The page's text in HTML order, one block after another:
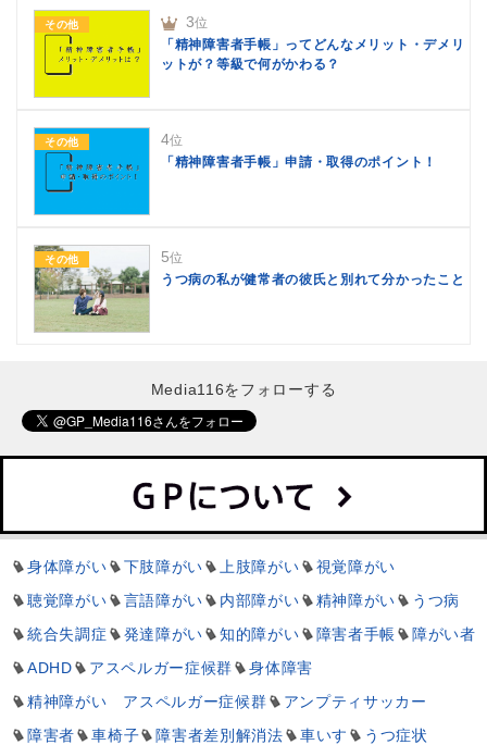
その他 3位
「精神障害者手帳」ってどんなメリット・デメリ
ットが？等級で何がかわる？
その他 4位
「精神障害者手帳」申請・取得のポイント！
その他 5位
うつ病の私が健常者の彼氏と別れて分かったこと
Media116をフォローする
身体障がい 下肢障がい 上肢障がい
視覚障がい
聴覚障がい
言語障がい 内部障がい 精神障がい
うつ病
統合失調症
発達障がい 知的障がい 障害者手帳
障がい者
ADHD
アスペルガー症候群
身体障害
精神障がい アスペルガー症候群
アンプティサッカー
障害者
車椅子 障害者差別解消法 車いす
うつ症状